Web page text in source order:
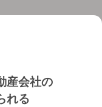
産会社の
れる
用規約